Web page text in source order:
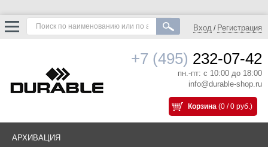
Вход / Регистрация
+7 (495) 232-07-42
пн.-пт: с 10:00 до 18:00
info@durable-shop.ru
Корзина (0 / 0 руб.)
АРХИВАЦИЯ